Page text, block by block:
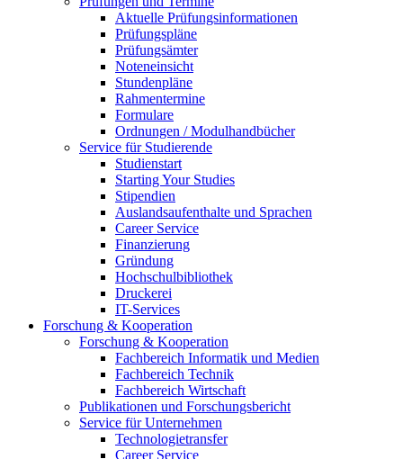
Aktuelle Prüfungsinformationen
Prüfungspläne
Prüfungsämter
Noteneinsicht
Stundenpläne
Rahmentermine
Formulare
Ordnungen / Modulhandbücher
Service für Studierende
Studienstart
Starting Your Studies
Stipendien
Auslandsaufenthalte und Sprachen
Career Service
Finanzierung
Gründung
Hochschulbibliothek
Druckerei
IT-Services
Forschung & Kooperation
Forschung & Kooperation
Fachbereich Informatik und Medien
Fachbereich Technik
Fachbereich Wirtschaft
Publikationen und Forschungsbericht
Service für Unternehmen
Technologietransfer
Career Service